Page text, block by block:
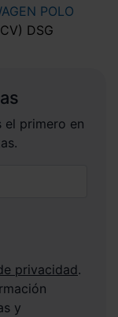
POLO
DSG
el primero en
privacidad.
y